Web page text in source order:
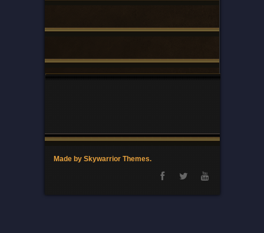
Made by Skywarrior Themes.